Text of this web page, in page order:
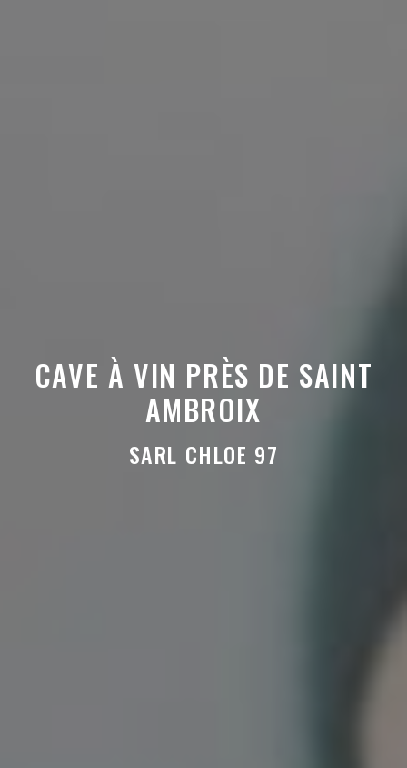
CAVE À VIN PRÈS DE SAINT
AMBROIX
SARL CHLOE 97